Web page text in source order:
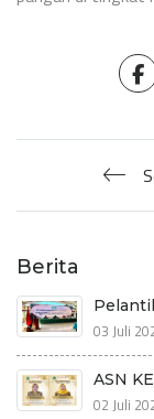
Berita
03 Juli
ASN
02 Juli